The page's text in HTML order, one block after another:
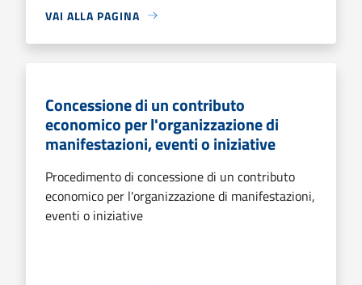
VAI ALLA PAGINA
Concessione di un contributo
economico per l'organizzazione di
manifestazioni, eventi o iniziative
Procedimento di concessione di un contributo
economico per l'organizzazione di manifestazioni,
eventi o iniziative